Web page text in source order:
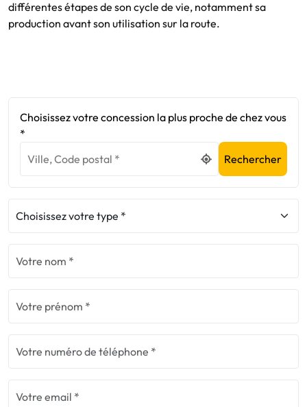
différentes étapes de son cycle de vie, notamment sa
production avant son utilisation sur la route.
Choisissez votre concession la plus proche de chez vous
*
Rechercher